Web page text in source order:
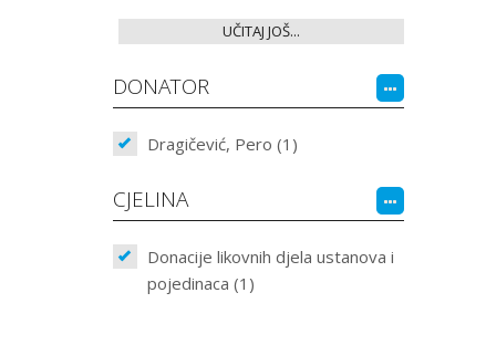
UČITAJ JOŠ...
DONATOR
Dragičević, Pero (1)
CJELINA
Donacije likovnih djela ustanova i
pojedinaca (1)